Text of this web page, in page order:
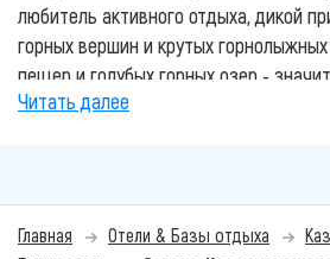
любитель активного отдыха, дикой
горных вершин и крутых
пещер и голубых горных озер -
Вас приятно удивят. Этот отдых не
представлены на нашем сайте.
направления отдыха в Казахстане:
Читать далее
Главная Отели & Базы отдыха